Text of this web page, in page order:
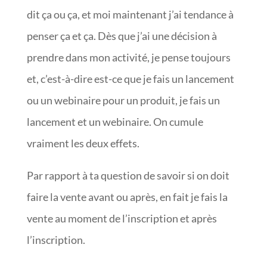
dit ça ou ça, et moi maintenant j’ai tendance à
penser ça et ça. Dès que j’ai une décision à
prendre dans mon activité, je pense toujours
et, c’est-à-dire est-ce que je fais un lancement
ou un webinaire pour un produit, je fais un
lancement et un webinaire. On cumule
vraiment les deux effets.
Par rapport à ta question de savoir si on doit
faire la vente avant ou après, en fait je fais la
vente au moment de l’inscription et après
l’inscription.